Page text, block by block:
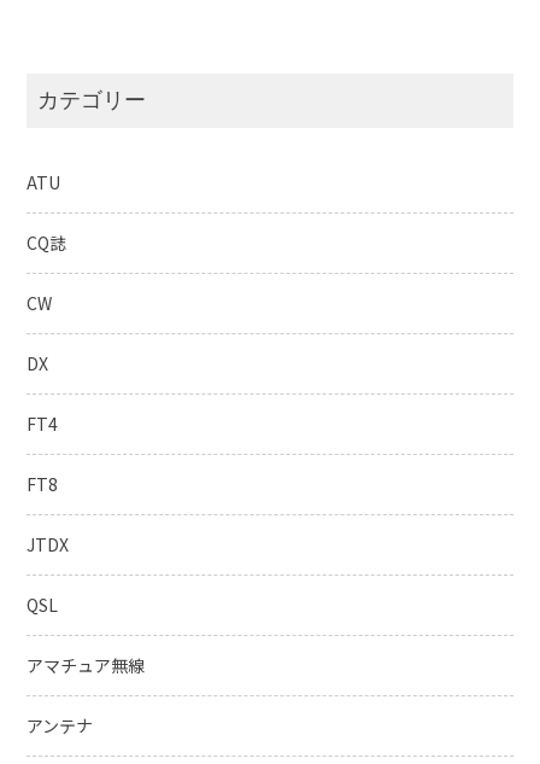
カテゴリー
ATU
CQ誌
CW
DX
FT4
FT8
JTDX
QSL
アマチュア無線
アンテナ